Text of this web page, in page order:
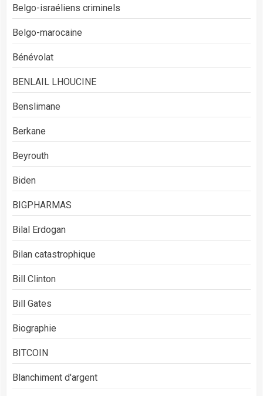
Belgo-israéliens criminels
Belgo-marocaine
Bénévolat
BENLAIL LHOUCINE
Benslimane
Berkane
Beyrouth
Biden
BIGPHARMAS
Bilal Erdogan
Bilan catastrophique
Bill Clinton
Bill Gates
Biographie
BITCOIN
Blanchiment d'argent